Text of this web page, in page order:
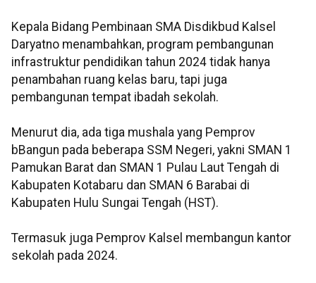
Kepala Bidang Pembinaan SMA Disdikbud Kalsel
Daryatno menambahkan, program pembangunan
infrastruktur pendidikan tahun 2024 tidak hanya
penambahan ruang kelas baru, tapi juga
pembangunan tempat ibadah sekolah.
Menurut dia, ada tiga mushala yang Pemprov
bBangun pada beberapa SSM Negeri, yakni SMAN 1
Pamukan Barat dan SMAN 1 Pulau Laut Tengah di
Kabupaten Kotabaru dan SMAN 6 Barabai di
Kabupaten Hulu Sungai Tengah (HST).
Termasuk juga Pemprov Kalsel membangun kantor
sekolah pada 2024.